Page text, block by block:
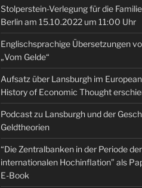
Stolperstein-Verlegung für die
Berlin am 15.10.2022 um 11:00 Uhr
Englischsprachige Übersetzungen
„Vom Gelde“
Aufsatz über Lansburgh im
History of Economic Thought
Podcast zu Lansburgh und der
Geldtheorien
“Die Zentralbanken in der Periode der
internationalen Hochinflation” als
E-Book